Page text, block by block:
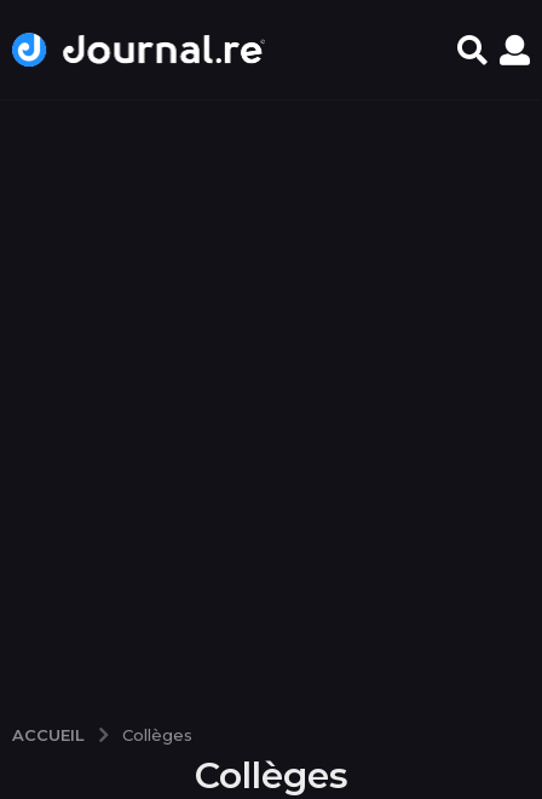
ACCUEIL Collèges
Collèges